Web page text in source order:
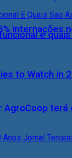
internações
AgroCoop
e
to Watch in